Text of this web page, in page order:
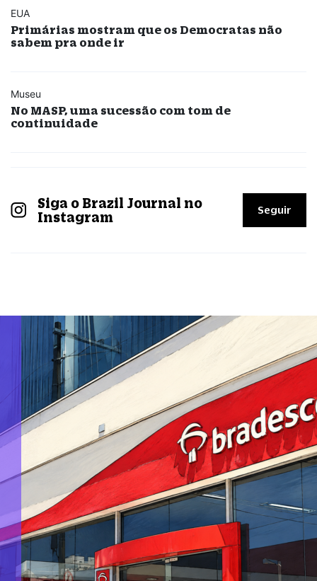
EUA
Primárias mostram que os Democratas não
sabem pra onde ir
Museu
No MASP, uma sucessão com tom de
continuidade
Siga o Brazil Journal no
Instagram
Seguir